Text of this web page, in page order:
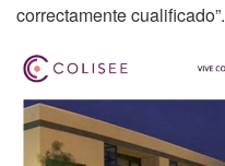
correctamente cualificado”.